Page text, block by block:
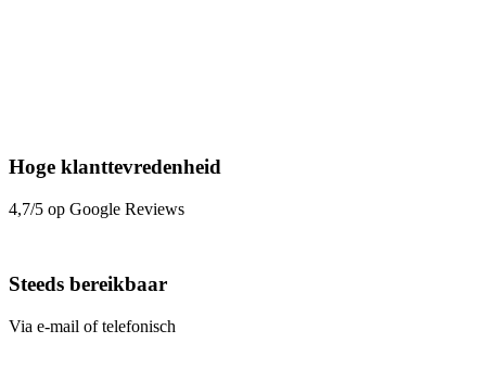
Hoge klanttevredenheid
4,7/5 op Google Reviews
Steeds bereikbaar
Via e-mail of telefonisch